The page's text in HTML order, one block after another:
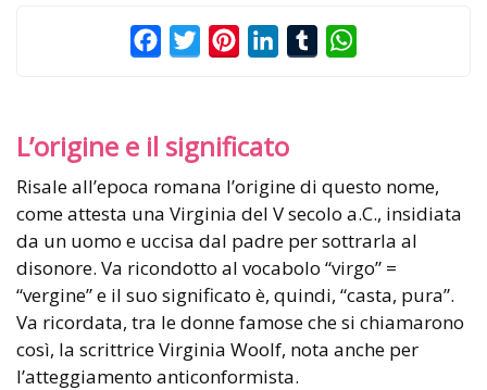
FacebookTwitterPinterestLinkedInTumblr
L’origine e il significato
Risale all’epoca romana l’origine di questo nome,
come attesta una Virginia del V secolo a.C., insidiata
da un uomo e uccisa dal padre per sottrarla al
disonore. Va ricondotto al vocabolo “virgo” =
“vergine” e il suo significato è, quindi, “casta, pura”.
Va ricordata, tra le donne famose che si chiamarono
così, la scrittrice Virginia Woolf, nota anche per
l’atteggiamento anticonformista.